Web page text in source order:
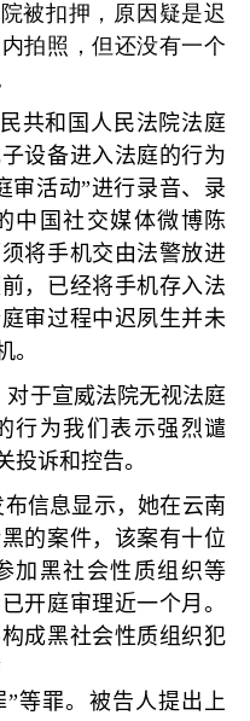
被扣押，原因疑是迟
拍照，但还没有一个
共和国人民法院法庭
设备进入法庭的行为
审活动”进行录音、录
中国社交媒体微博陈
将手机交由法警放进
，已经将手机存入法
审过程中迟夙生并未
。
于宣威法院无视法庭
行为我们表示强烈谴
投诉和控告。
布信息显示，她在云南
的案件，该案有十位
加黑社会性质组织等
开庭审理近一个月。
成黑社会性质组织犯
”等罪。被告人提出上